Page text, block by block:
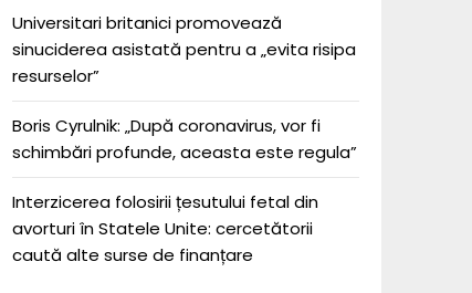
Universitari britanici promovează
sinuciderea asistată pentru a „evita risipa
resurselor”
Boris Cyrulnik: „După coronavirus, vor fi
schimbări profunde, aceasta este regula”
Interzicerea folosirii țesutului fetal din
avorturi în Statele Unite: cercetătorii
caută alte surse de finanțare